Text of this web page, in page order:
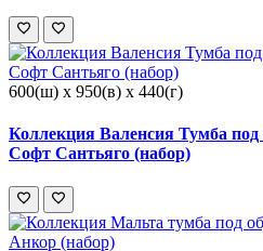
600(ш) x 950(в) x 440(г)
Коллекция Валенсия Тумба
Софт Сантьяго (набор)